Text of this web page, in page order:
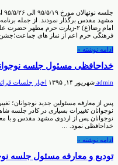
فرهنگی حرم اعم از نماز های
ادامه نوشته »
خداحافظی مسئول جلسه
admin شهریور ۱۴, ۱۳۹۵ اخبار جلسات
پس از معارفه مسئولین جدید نوجوانان؛
نوجوانان تغییرات بسیاری در کادر جلسه
نوجوانان پس از اردوی مشهد مقدس و با
خداحافظی نمود. …
ادامه نوشته »
تودیع و معارفه مسئول جلسه